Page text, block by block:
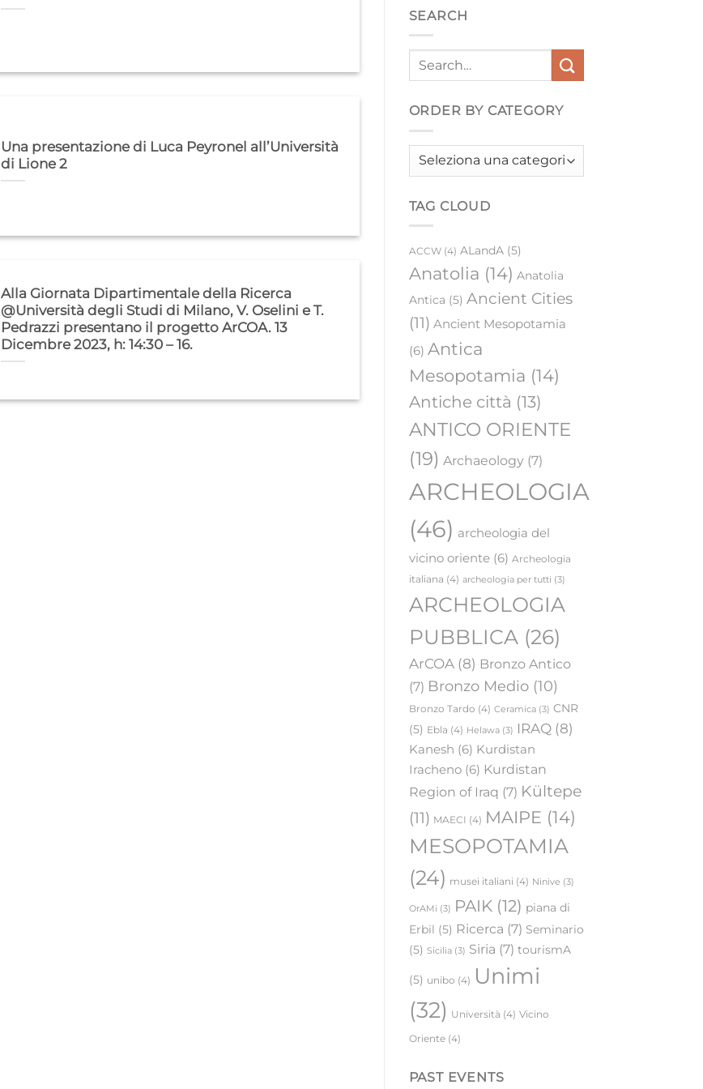
Una presentazione di Luca Peyronel all’Università
di Lione 2
Alla Giornata Dipartimentale della Ricerca
@Università degli Studi di Milano, V. Oselini e T.
Pedrazzi presentano il progetto ArCOA. 13
Dicembre 2023, h: 14:30 – 16.
SEARCH
ORDER BY CATEGORY
Order
TAG CLOUD
ACCW(4) ALandA(5)
Anatolia (14) Anatolia
Antica (5) Ancient Cities
(11) Ancient Mesopotamia
(6) Antica
Mesopotamia (14)
Antiche città (13)
ANTICO ORIENTE
(19) Archaeology(7)
ARCHEOLOGIA
(46) archeologia del
vicino oriente(6) Archeologia
italiana (4) archeologia per tutti (3)
ARCHEOLOGIA
PUBBLICA(26)
ArCOA(8) Bronzo Antico
(7) Bronzo Medio(10)
Bronzo Tardo (4) Ceramica(3) CNR
(5) Ebla (4) Helawa(3) IRAQ(8)
Kanesh (6) Kurdistan
Iracheno(6) Kurdistan
Region of Iraq (7) Kültepe
(11) MAECI (4) MAIPE (14)
MESOPOTAMIA
(24) musei italiani (4) Ninive (3)
OrAMi (3) PAIK(12) piana di
Erbil (5) Ricerca (7) Seminario
(5) Sicilia(3) Siria (7) tourismA
(5) unibo (4) Unimi
(32) Università (4) Vicino
Oriente(4)
PAST EVENTS